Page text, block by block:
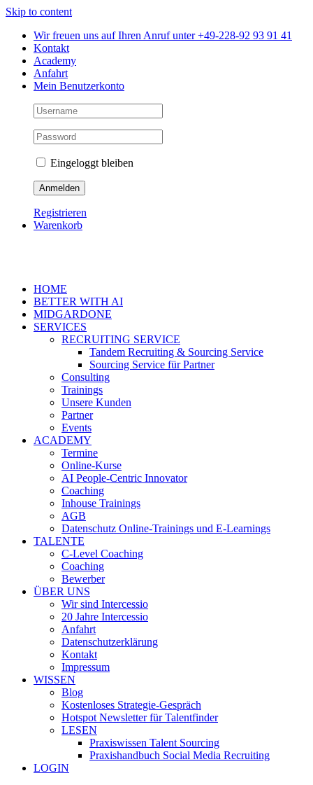
Skip to content
Wir freuen uns auf Ihren Anruf unter +49-228-92 93 91 41
Kontakt
Academy
Anfahrt
Mein Benutzerkonto
Eingeloggt bleiben
Registrieren
Warenkorb
HOME
BETTER WITH AI
MIDGARDONE
SERVICES
RECRUITING SERVICE
Tandem Recruiting & Sourcing Service
Sourcing Service für Partner
Consulting
Trainings
Unsere Kunden
Partner
Events
ACADEMY
Termine
Online-Kurse
AI People-Centric Innovator
Coaching
Inhouse Trainings
AGB
Datenschutz Online-Trainings und E-Learnings
TALENTE
C-Level Coaching
Coaching
Bewerber
ÜBER UNS
Wir sind Intercessio
20 Jahre Intercessio
Anfahrt
Datenschutzerklärung
Kontakt
Impressum
WISSEN
Blog
Kostenloses Strategie-Gespräch
Hotspot Newsletter für Talentfinder
LESEN
Praxiswissen Talent Sourcing
Praxishandbuch Social Media Recruiting
LOGIN